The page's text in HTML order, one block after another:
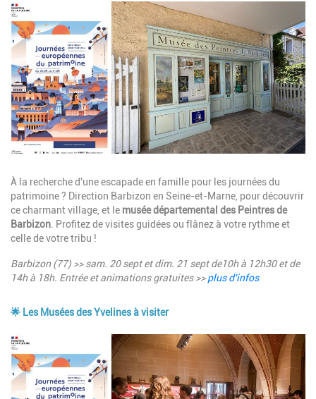
Image
Description
À la recherche d'une escapade en famille pour les journées du
patrimoine ? Direction Barbizon en Seine-et-Marne, pour découvrir
ce charmant village, et le musée départemental des Peintres de
Barbizon . Profitez de visites guidées ou flânez à votre rythme et
celle de votre tribu !
Barbizon (77) >> sam. 20 sept et dim. 21 sept de10h à 12h30 et de
14h à 18h. Entrée et animations gratuites >>plus d'infos
🌟 Les Musées des Yvelines à visiter
Image